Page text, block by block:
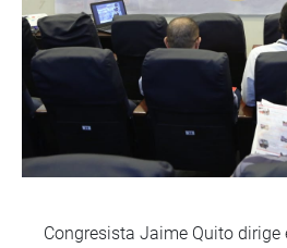
Congresista Jaime Quito dirige